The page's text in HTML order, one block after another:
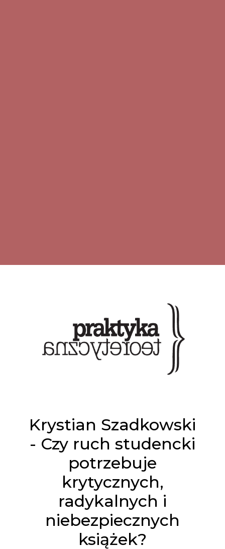
Krystian Szadkowski
- Czy ruch studencki
potrzebuje
krytycznych,
radykalnych i
niebezpiecznych
książek?